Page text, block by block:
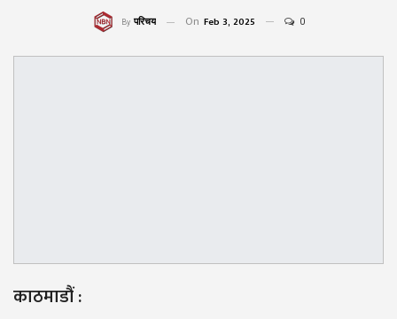
By परिचय On Feb 3, 2025 0
काठमाडौं :